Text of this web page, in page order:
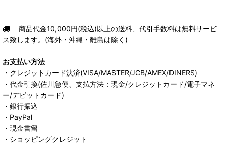
商品代金10,000円(税込)以上の送料、代引手数料は無料サービ
ス致します。(海外・沖縄・離島は除く)
お支払い方法
・クレジットカード決済(VISA/MASTER/JCB/AMEX/DINERS)
・代金引換(佐川急便、支払方法：現金/クレジットカード/電子マネ
ー/デビットカード)
・銀行振込
・PayPal
・現金書留
・ショッピングクレジット